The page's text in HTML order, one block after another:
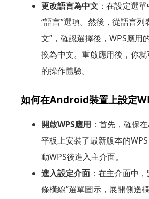
更改語言為中文：在設定選
“語言”選項。然後，從語言列
文”，確認選擇後，WPS應用
換為中文。重啟應用後，你
的操作體驗。
如何在Android裝置上設定
開啟WPS應用 ：首先，確保
平板上安裝了最新版本的
動WPS後進入主介面。
進入設定介面：在主介面中
條橫線”選單圖示，展開側邊